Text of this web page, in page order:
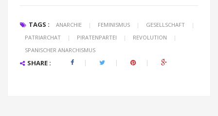
TAGS : ANARCHIE | FEMINISMUS | GESELLSCHAFT
|
PATRIARCHAT
| PIRATENPARTEI | REVOLUTION
|
SPANISCHER ANARCHISMUS
SHARE :